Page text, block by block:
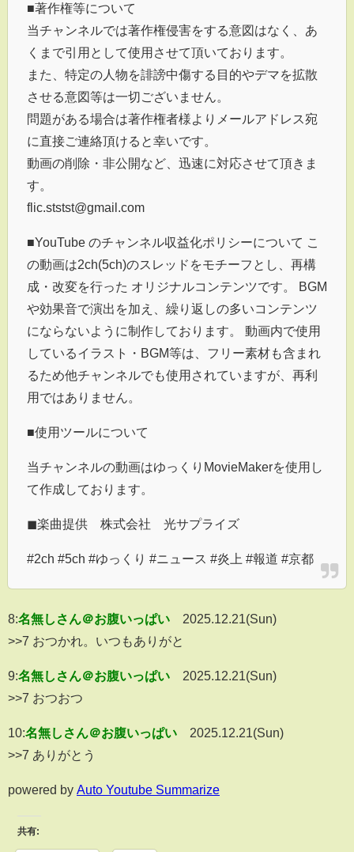
■著作権等について
当チャンネルでは著作権侵害をする意図はなく、あ
くまで引用として使用させて頂いております。
また、特定の人物を誹謗中傷する目的やデマを拡散
させる意図等は一切ございません。
問題がある場合は著作権者様よりメールアドレス宛
に直接ご連絡頂けると幸いです。
動画の削除・非公開など、迅速に対応させて頂きま
す。
flic.ststst@gmail.com
■YouTube のチャンネル収益化ポリシーについて こ
の動画は2ch(5ch)のスレッドをモチーフとし、再構
成・改変を行った オリジナルコンテンツです。 BGM
や効果音で演出を加え、繰り返しの多いコンテンツ
にならないように制作しております。 動画内で使用
しているイラスト・BGM等は、フリー素材も含まれ
るため他チャンネルでも使用されていますが、再利
用ではありません。
■使用ツールについて
当チャンネルの動画はゆっくりMovieMakerを使用し
て作成しております。
◼︎楽曲提供 株式会社 光サプライズ
#2ch #5ch #ゆっくり #ニュース #炎上 #報道 #京都
8:名無しさん＠お腹いっぱい
2025.12.21(Sun)
>>7 おつかれ。いつもありがと
9:名無しさん＠お腹いっぱい
2025.12.21(Sun)
>>7 おつおつ
10:名無しさん＠お腹いっぱい
2025.12.21(Sun)
>>7 ありがとう
powered by Auto Youtube Summarize
共有: